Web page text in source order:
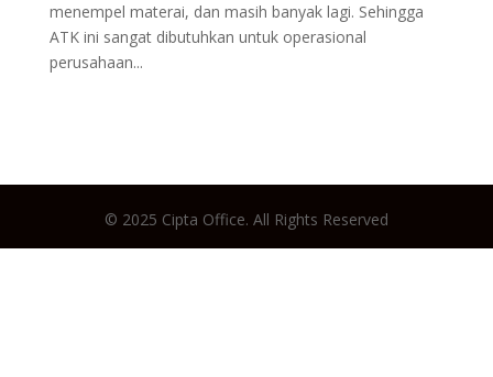
menempel materai, dan masih banyak lagi. Sehingga
ATK ini sangat dibutuhkan untuk operasional
perusahaan...
© 2025 Cipta Office. All Rights Reserved